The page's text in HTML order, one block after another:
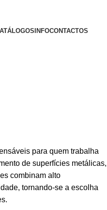
INFOCONTACTOS
para quem trabalha
de superfícies metálicas,
combinam alto
tornando-se a escolha